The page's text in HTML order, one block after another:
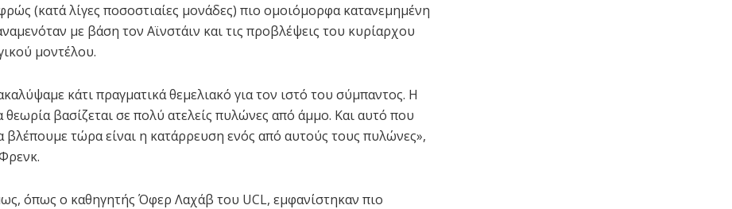
(κατά λίγες ποσοστιαίες μονάδες) πιο ομοιόμορφα κατανεμημένη
με βάση τον Αϊνστάιν και τις προβλέψεις του κυρίαρχου
μοντέλου.
κάτι πραγματικά θεμελιακό για τον ιστό του σύμπαντος. Η
βασίζεται σε πολύ ατελείς πυλώνες από άμμο. Και αυτό που
βλέπουμε τώρα είναι η κατάρρευση ενός από αυτούς τους πυλώνες»,
όπως ο καθηγητής Όφερ Λαχάβ του UCL, εμφανίστηκαν πιο